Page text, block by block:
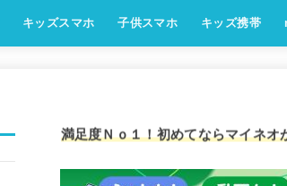
キッズスマホ 子供スマホ キッズ携帯
満足度Ｎｏ１！初めてならマイネオ